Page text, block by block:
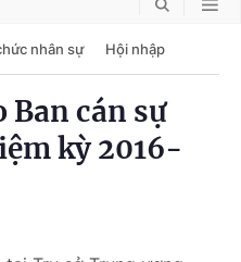
nhân sự Hội nhập
Ban cán sự
kỳ 2016-